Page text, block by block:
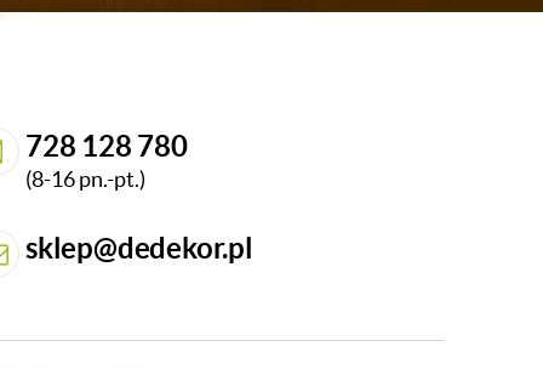
728 128 780
(8-16 pn.-pt.)
sklep@dedekor.pl